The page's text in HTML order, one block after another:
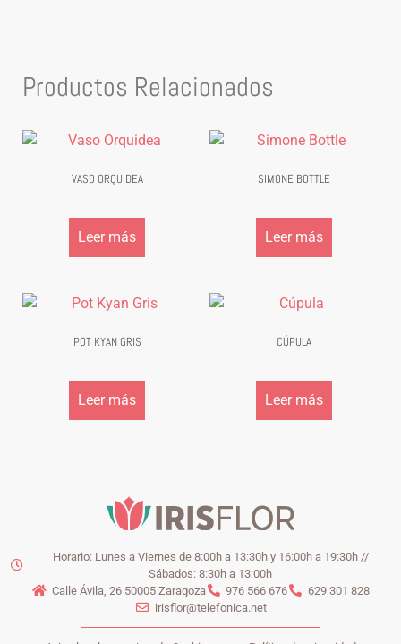
Productos Relacionados
VASO ORQUIDEA
Leer más
SIMONE BOTTLE
Leer más
POT KYAN GRIS
Leer más
CÚPULA
Leer más
Horario: Lunes a Viernes de 8:00h a 13:30h y 16:00h a 19:30h //
Sábados: 8:30h a 13:00h
Calle Ávila, 26 50005 Zaragoza
976 566 676
629 301 828
irisflor@telefonica.net